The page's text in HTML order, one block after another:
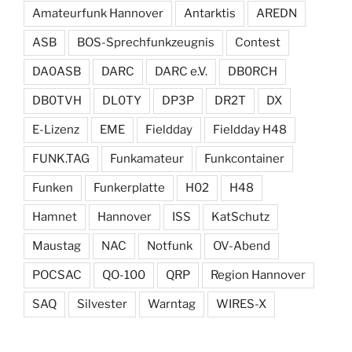
Amateurfunk Hannover Antarktis AREDN
ASB BOS-Sprechfunkzeugnis Contest
DA0ASB DARC DARC e.V. DB0RCH
DB0TVH DL0TY DP3P DR2T DX
E-Lizenz EME Fieldday Fieldday H48
FUNK.TAG Funkamateur Funkcontainer
Funken Funkerplatte H02 H48
Hamnet Hannover ISS KatSchutz
Maustag NAC Notfunk OV-Abend
POCSAC QO-100 QRP Region Hannover
SAQ Silvester Warntag WIRES-X